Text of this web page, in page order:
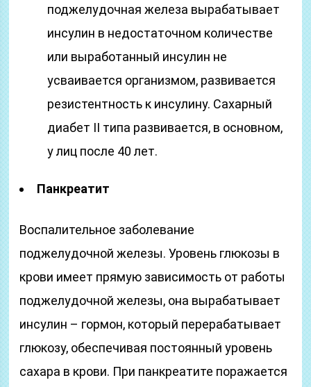
поджелудочная железа вырабатывает
инсулин в недостаточном количестве
или выработанный инсулин не
усваивается организмом, развивается
резистентность к инсулину. Сахарный
диабет II типа развивается, в основном,
у лиц после 40 лет.
Панкреатит
Воспалительное заболевание
поджелудочной железы. Уровень глюкозы в
крови имеет прямую зависимость от работы
поджелудочной железы, она вырабатывает
инсулин – гормон, который перерабатывает
глюкозу, обеспечивая постоянный уровень
сахара в крови. При панкреатите поражается